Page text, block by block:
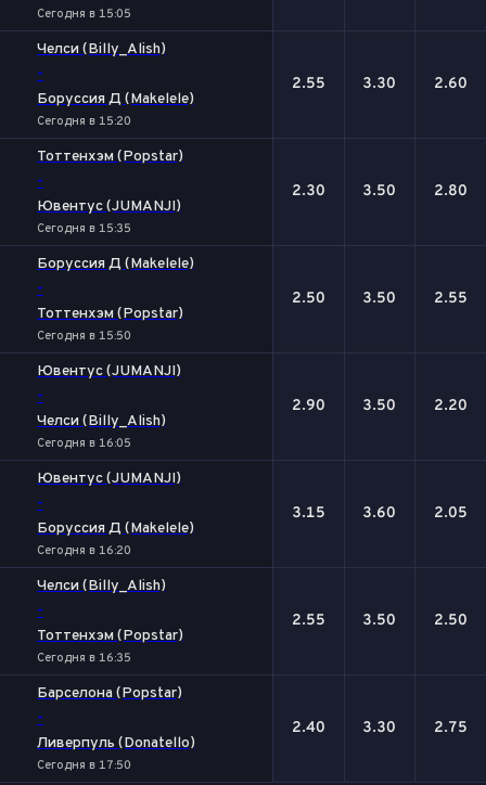
Сегодня в 15:05
Челси (Billy_Alish)
-
Боруссия Д (Makelele)
Сегодня в 15:20
2.55 3.30 2.60
Тоттенхэм (Popstar)
-
Ювентус (JUMANJI)
Сегодня в 15:35
2.30 3.50 2.80
Боруссия Д (Makelele)
-
Тоттенхэм (Popstar)
Сегодня в 15:50
2.50 3.50 2.55
Ювентус (JUMANJI)
-
Челси (Billy_Alish)
Сегодня в 16:05
2.90 3.50 2.20
Ювентус (JUMANJI)
-
Боруссия Д (Makelele)
Сегодня в 16:20
3.15 3.60 2.05
Челси (Billy_Alish)
-
Тоттенхэм (Popstar)
Сегодня в 16:35
2.55 3.50 2.50
Барселона (Popstar)
-
Ливерпуль (Donatello)
Сегодня в 17:50
2.40 3.30 2.75